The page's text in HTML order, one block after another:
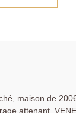
maison de
attenant.